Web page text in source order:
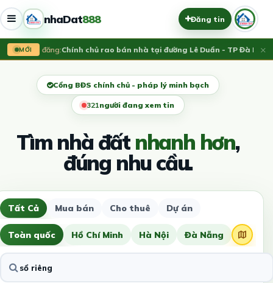
nhaDat888 Đăng tin
MỚI
Vừa đăng:Chính chủ rao bán nhà tại đường Lê Duẩn - TP Đà Nẵng;
×
Cổng BĐS chính chủ - pháp lý minh bạch
321người đang xem tin
Tìm nhà đấtnhanh hơn,
đúng nhu cầu.
Tất Cả Mua bán Cho thuê Dự án
Toàn quốc Hồ Chí Minh Hà Nội Đà Nẵng